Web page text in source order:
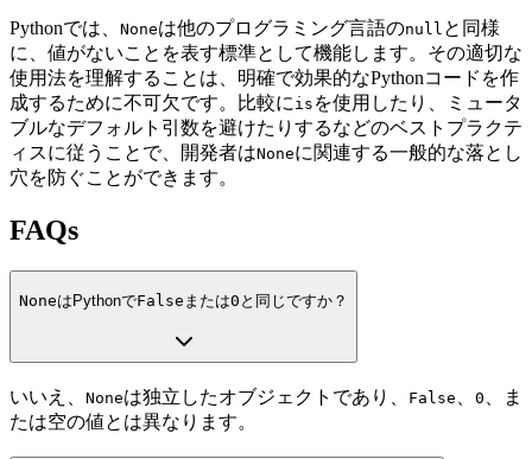
Pythonでは、 Noneは他のプログラミング言語のnull と同様
に、値がないことを表す標準として機能します。その適切な
使用法を理解することは、明確で効果的なPythonコードを作
成するために不可欠です。比較にis を使用したり、ミュータ
ブルなデフォルト引数を避けたりするなどのベストプラクテ
ィスに従うことで、開発者はNoneに関連する一般的な落とし
穴を防ぐことができます。
FAQs
NoneはPythonでFalse または0 と同じですか？
いいえ、 Noneは独立したオブジェクトであり、 False 0
、ま
たは空の値とは異なります。